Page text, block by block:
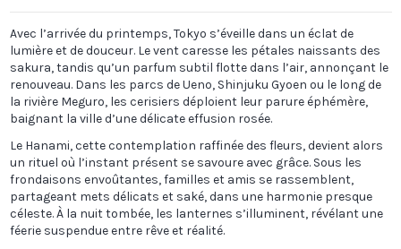
Avec l’arrivée du printemps, Tokyo s’éveille dans un éclat de
lumière et de douceur. Le vent caresse les pétales naissants des
sakura, tandis qu’un parfum subtil flotte dans l’air, annonçant le
renouveau. Dans les parcs de Ueno, Shinjuku Gyoen ou le long de
la rivière Meguro, les cerisiers déploient leur parure éphémère,
baignant la ville d’une délicate effusion rosée.
Le Hanami, cette contemplation raffinée des fleurs, devient alors
un rituel où l’instant présent se savoure avec grâce. Sous les
frondaisons envoûtantes, familles et amis se rassemblent,
partageant mets délicats et saké, dans une harmonie presque
céleste. À la nuit tombée, les lanternes s’illuminent, révélant une
féerie suspendue entre rêve et réalité.